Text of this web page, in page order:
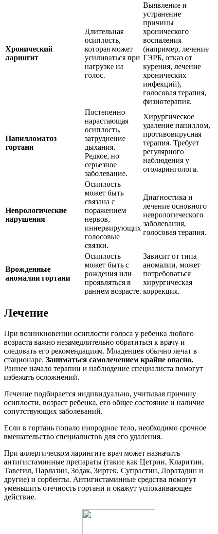
Хронический
ларингит
Длительная
осиплость,
которая может
усиливаться при
нагрузке на
голос.
Выявление и
устранение
причины
хронического
воспаления
(например, лечение
ГЭРБ, отказ от
курения, лечение
хронических
инфекций),
голосовая терапия,
физиотерапия.
Папилломатоз
гортани
Постепенно
нарастающая
осиплость,
затруднение
дыхания.
Редкое, но
серьезное
заболевание.
Хирургическое
удаление папиллом,
противовирусная
терапия. Требует
регулярного
наблюдения у
отоларинголога.
Неврологические
нарушения
Осиплость
может быть
связана с
поражением
нервов,
иннервирующих
голосовые
связки.
Диагностика и
лечение основного
неврологического
заболевания,
голосовая терапия.
Врожденные
аномалии гортани
Осиплость
может быть с
рождения или
проявляться в
раннем возрасте.
Зависит от типа
аномалии, может
потребоваться
хирургическая
коррекция.
Лечение
При возникновении осиплости голоса у ребенка любого
возраста важно незамедлительно обратиться к врачу и
следовать его рекомендациям. Младенцев обычно лечат в
стационаре. Заниматься самолечением крайне опасно.
Раннее начало терапии и наблюдение специалиста помогут
избежать осложнений.
Лечение подбирается индивидуально, учитывая причину
осиплости, возраст ребенка, его общее состояние и наличие
сопутствующих заболеваний.
Если в гортань попало инородное тело, необходимо срочное
вмешательство специалистов для его удаления.
При аллергическом ларингите врач может назначить
антигистаминные препараты (такие как Цетрин, Кларитин,
Тавегил, Парлазин, Зодак, Зиртек, Супрастин, Лоратадин и
другие) и сорбенты. Антигистаминные средства помогут
уменьшить отечность гортани и окажут успокаивающее
действие.